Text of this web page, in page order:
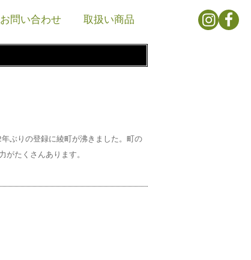
お問い合わせ 取扱い商品
ぶりの登録に綾町が沸きました。町の
たくさんあります。